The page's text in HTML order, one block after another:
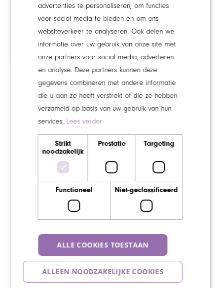
psychogeriatrische verpleegafdelingen.
VPT-locatie De Binnenhavenis gelegen in het
centrum van Werkendam, binnen de gemeente
Altena. Hier ontvangen bewoners zorg op basis van
het Volledig Pakket Thuis.
Aanmelden voor dagbesteding
zorg bij Maaswaarden
Bent u geïnteresseerd in dagbesteding bij Maaswaarden?
Neem dan contact op met het Wmo-loket van uw
gemeente om te informeren naar de mogelijkheden en
eventuele vergoedingen. Het cliëntservice bureau staat
klaar om u te ondersteunen bij het aanvraagproces en al
uw vragen te beantwoorden.
Contact opnemen met cliëntservice
advertenties te personaliseren, om functies
voor social media te bieden en om ons
websiteverkeer te analyseren. Ook delen we
informatie over uw gebruik van onze site met
onze partners voor social media, adverteren
en analyse. Deze partners kunnen deze
gegevens combineren met andere informatie
die u aan ze heeft verstrekt of die ze hebben
verzameld op basis van uw gebruik van hun
services. Lees verder
Strikt
noodzakelijk
Prestatie Targeting
Functioneel Niet-geclassificeerd
ALLE COOKIES TOESTAAN
ALLEEN NOODZAKELIJKE COOKIES